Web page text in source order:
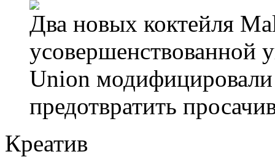
Два новых коктейля
усовершенствованной
Union модифицировали
предотвратить
Креатив